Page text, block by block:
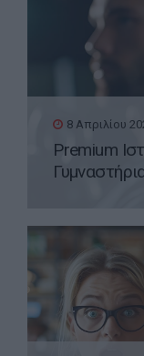
8 Απριλίου
Premium